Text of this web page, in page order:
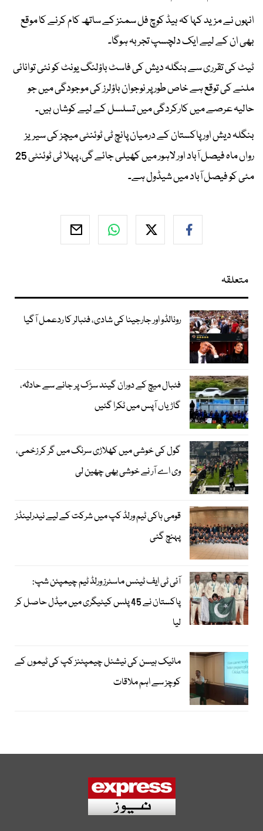
انہوں نے مزید کہا کہ ہیڈ کوچ فل سمنز کے ساتھ کام کرنے کا موقع
بھی ان کے لیے ایک دلچسپ تجربہ ہوگا۔
ٹیٹ کی تقرری سے بنگلہ دیش کی فاسٹ باؤلنگ یونٹ کو نئی توانائی
ملنے کی توقع ہے خاص طور پر نوجوان باؤلرز کی موجودگی میں جو
حالیہ عرصے میں کارکردگی میں تسلسل کے لیے کوشاں ہیں۔
بنگلہ دیش اور پاکستان کے درمیان پانچ ٹی ٹوئنٹی میچز کی سیریز
رواں ماہ فیصل آباد اور لاہور میں کھیلی جائے گی، پہلا ٹی ٹوئنٹی 25
مئی کو فیصل آباد میں شیڈول ہے۔
متعلقہ
رونالڈو اور جارجینا کی شادی، فٹبالر کا ردعمل آگیا
فٹبال میچ کے دوران گیند سڑک پر جانے سے حادثہ،
گاڑیاں آپس میں ٹکرا گئیں
گول کی خوشی میں کھلاڑی سرنگ میں گر کر زخمی،
وی اے آر نے خوشی بھی چھین لی
قومی ہاکی ٹیم ورلڈ کپ میں شرکت کے لیے نیدرلینڈز
پہنچ گئی
آئی ٹی ایف ٹینس ماسٹرز ورلڈ ٹیم چیمپئن شپ:
پاکستان نے 45 پلس کیٹیگری میں میڈل حاصل کر
لیا
مائیک ہیسن کی نیشنل چیمپئنز کپ کی ٹیموں کے
کوچز سے اہم ملاقات